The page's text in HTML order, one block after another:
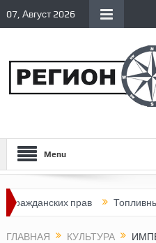
07, Август 2026
Menu
прав Топливный
ГЛАВНАЯ КУЛЬТУРА